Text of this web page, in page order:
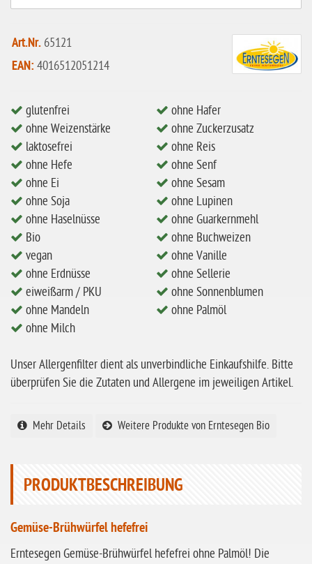
ohne Soja
vegan
ohne Erdnüsse
eiweißarm / PKU
ohne Mandeln
ohne Milch
ohne Hafer
ohne Zuckerzusatz
ohne Reis
ohne Mais
ohne Sesam
ohne Guarkernmehl
ohne Vanille
ohne Sellerie
glutenfrei
Art.Nr. 65121
EAN: 4016512051214
glutenfrei
ohne Weizenstärke
laktosefrei
ohne Hefe
ohne Ei
ohne Soja
ohne Haselnüsse
Bio
vegan
ohne Erdnüsse
eiweißarm / PKU
ohne Mandeln
ohne Milch
ohne Hafer
ohne Zuckerzusatz
ohne Reis
ohne Senf
ohne Sesam
ohne Lupinen
ohne Guarkernmehl
ohne Buchweizen
ohne Vanille
ohne Sellerie
ohne Sonnenblumen
ohne Palmöl
Unser Allergenfilter dient als unverbindliche Einkaufshilfe. Bitte
überprüfen Sie die Zutaten und Allergene im jeweiligen Artikel.
Mehr Details Weitere Produkte von Erntesegen Bio
PRODUKTBESCHREIBUNG
Gemüse-Brühwürfel hefefrei
Erntesegen Gemüse-Brühwürfel hefefrei ohne Palmöl! Die